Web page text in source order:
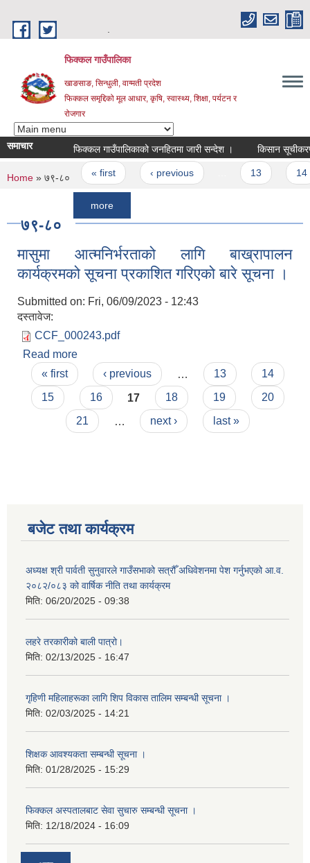
फिक्कल गाउँपालिका
खाङसाङ, सिन्धुली, वाग्मती प्रदेश
फिक्कल समृद्दिको मूल आधार, कृषि, स्वास्थ्य, शिक्षा, पर्यटन र
रोजगार
समाचार फिक्कल गाउँपालिकाको जनहितमा जारी सन्देश । किसान सूचीकरण
Pages ‹ previous …
You are here
Home » ७९-८०
७९-८०
मासुमा आत्मनिर्भरताको लागि बाख्रापालन
कार्यक्रमको सूचना प्रकाशित गरिएको बारे सूचना ।
Submitted on: Fri, 06/09/2023 - 12:43
दस्तावेज:
CCF_000243.pdf
Read more
कार्यक्रमको सूचना प्रकाशित गरिएको बारे सूचना ।
Pages
« first ‹ previous 13
14
15
16 17 18 19
20
21
next › last »
बजेट तथा कार्यक्रम
अध्यक्ष श्री पार्वती सुनुवारले गाउँसभाको सत्रौँ अधिवेशनमा पेश गर्नुभएको आ.व.
२०८२/०८३ को वार्षिक नीति तथा कार्यक्रम
मिति: 06/20/2025 - 09:38
लहरे तरकारीको बाली पात्रो।
मिति: 02/13/2025 - 16:47
गृहिणी महिलाहरूका लागि शिप विकास तालिम सम्बन्धी सूचना ‌।
मिति: 02/03/2025 - 14:21
शिक्षक आवश्यकता सम्बन्धी सूचना ।
मिति: 01/28/2025 - 15:29
फिक्कल अस्पतालबाट सेवा सुचारु सम्बन्धी सूचना ।
मिति: 12/18/2024 - 16:09